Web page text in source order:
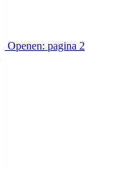
Openen: pagina 2